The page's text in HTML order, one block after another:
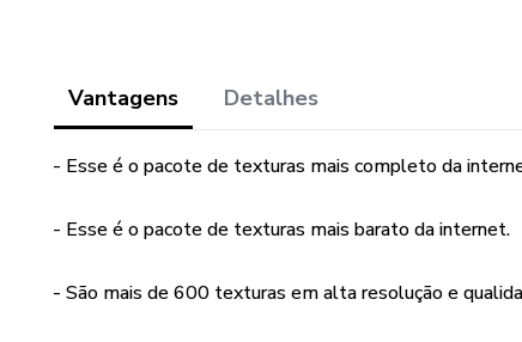
Vantagens Detalhes
- Esse é o pacote de texturas mais completo da
- Esse é o pacote de texturas mais barato da internet.
- São mais de 600 texturas em alta resolução e